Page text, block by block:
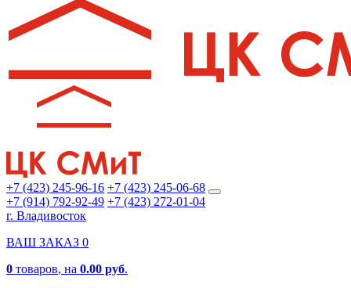
+7 (423) 245-96-16 +7 (423) 245-06-68
+7 (914) 792-92-49 +7 (423) 272-01-04
г. Владивосток
ВАШ ЗАКАЗ 0
0 товаров, на 0.00 руб.